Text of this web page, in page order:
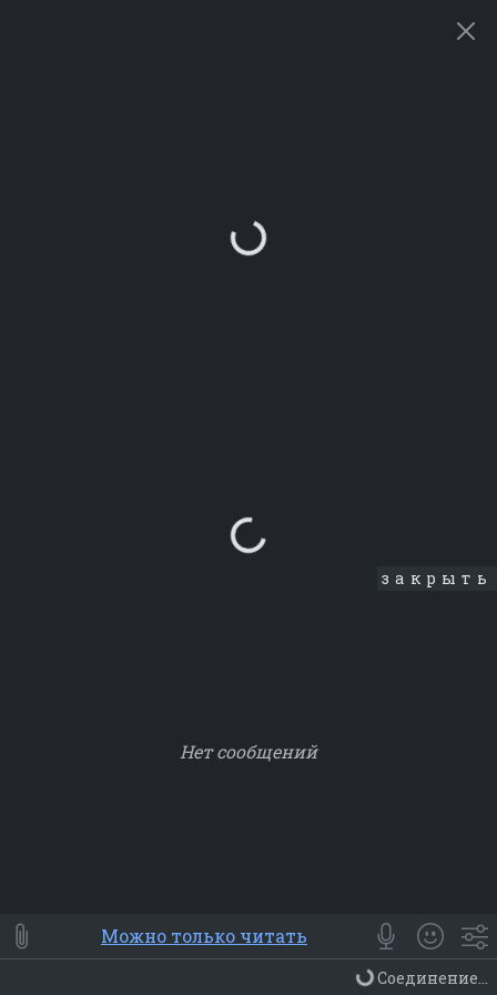
Loading...
закрыть
Нет сообщений
⭐ Мои Smile
😀 Emoji
Смайлики
Люди Животные Еда Объекты
Можно только читать
Соединение...